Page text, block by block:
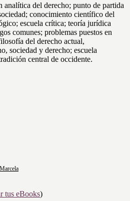
analítica del derecho; punto de partida
conocimiento científico del
escuela crítica; teoría jurídica
comunes; problemas puestos en
del derecho actual,
sociedad y derecho; escuela
central de occidente.
tus eBooks)